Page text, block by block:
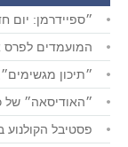
״ספיידרמן: יום
המועמדים לפרס אופיר 2026:
״תיכון
״האודיסאה״ של
פסטיבל הקולנוע בירושלים 2026: